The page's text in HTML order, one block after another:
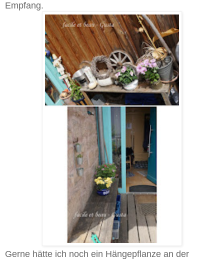
Empfang.
Gerne hätte ich noch ein Hängepflanze an der